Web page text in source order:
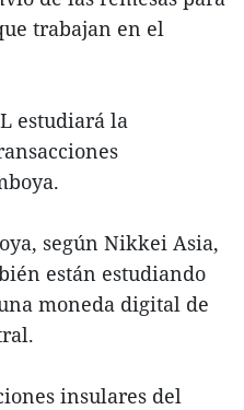
trabajan en el
estudiará la
según Nikkei Asia,
están estudiando
moneda digital de
insulares del